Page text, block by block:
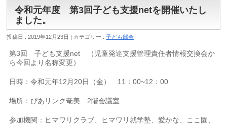
令和元年度 第3回子ども支援netを開催いたし
ました。
投稿日 : 2019年12月23日 | カテゴリー :子ども部会
第3回 子ども支援net （児童発達支援管理責任者情報交換会か
ら今回より名称変更）
日時：令和元年12月20日（金） 11：00~12：00
場所：ぴあリンク奄美 2階会議室
参加機関：ヒマワリクラブ、ヒマワリ就学塾、愛かな、ここ園、